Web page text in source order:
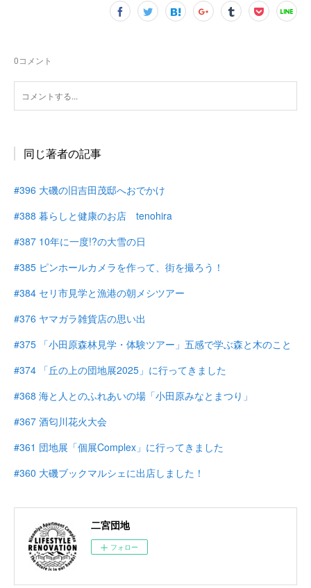
0コメント
同じ著者の記事
#396 大磯の旧吉田茂邸へおでかけ
#388 暮らしと健康のお店 tenohira
#387 10年に一度!?の大雪の日
#385 ピンホールカメラを作って、街を撮ろう！
#384 セリ市見学と漁港の朝メシツアー
#376 ヤマガラ雑貨店の思い出
#375 「小田原森林見学・体験ツアー」五感で学ぶ森と木のこと
#374 「丘の上の団地展2025」に行ってきました
#368 海と人とのふれあいの場「小田原みなとまつり」
#367 酒匂川花火大会
#361 団地展「個展Complex」に行ってきました
#360 大磯ブックマルシェに出店しました！
二宮団地
フォロー